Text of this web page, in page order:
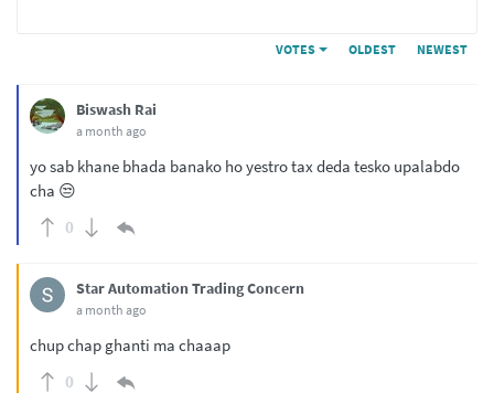
VOTES OLDEST NEWEST
Biswash Rai
a month ago
yo sab khane bhada banako ho yestro tax deda tesko upalabdo
cha 😒
0
Star Automation Trading Concern
a month ago
chup chap ghanti ma chaaap
0